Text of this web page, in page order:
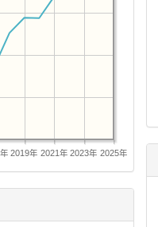
2019年 2021年 2023年 2025年